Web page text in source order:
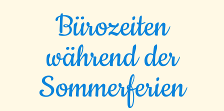
Projektwoche der
2Arte: Musical „Planet
Erde“
Bürozeiten
während der
Sommerferien